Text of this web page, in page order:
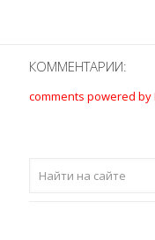
КОММЕНТАРИИ:
comments powered by